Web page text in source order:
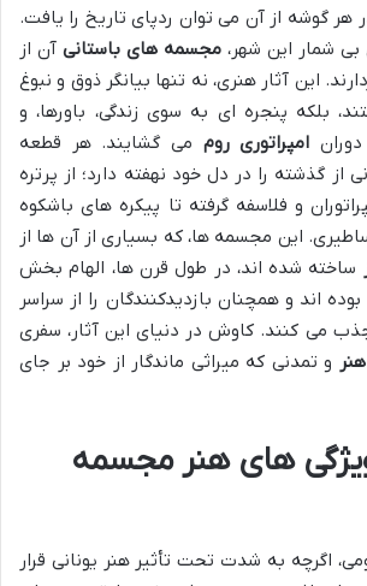
هر گوشه از آن می توان ردپای تاریخ را یافت.
شمار این شهر، مجسمه های باستانی آن از
این آثار هنری، نه تنها بیانگر ذوق و نبوغ
بلکه پنجره ای به سوی زندگی، باورها، و
امپراتوری روم می گشایند. هر قطعه
از گذشته را در دل خود نهفته دارد؛ از پرتره
و فلاسفه گرفته تا پیکره های باشکوه
این مجسمه ها، که بسیاری از آن ها از
ساخته شده اند، در طول قرن ها، الهام بخش
اند و همچنان بازدیدکنندگان را از سراسر
می کنند. کاوش در دنیای این آثار، سفری
و تمدنی که میراثی ماندگار از خود بر جای
های هنر مجسمه
اگرچه به شدت تحت تأثیر هنر یونانی قرار